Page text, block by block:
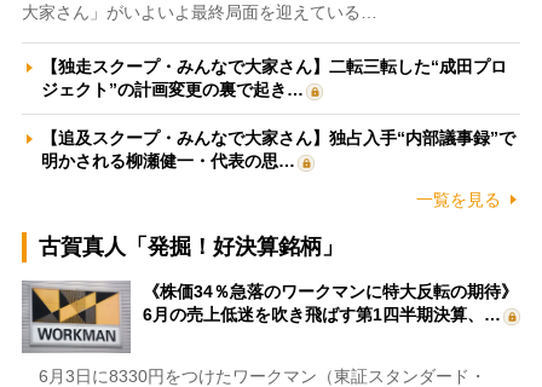
大家さん」がいよいよ最終局面を迎えている…
【独走スクープ・みんなで大家さん】二転三転した“成田プロ
ジェクト”の計画変更の裏で起き…
【追及スクープ・みんなで大家さん】独占入手“内部議事録”で
明かされる柳瀬健一・代表の思…
一覧を見る
古賀真人「発掘！好決算銘柄」
《株価34％急落のワークマンに特大反転の期待》
6月の売上低迷を吹き飛ばす第1四半期決算、…
6月3日に8330円をつけたワークマン（東証スタンダード・